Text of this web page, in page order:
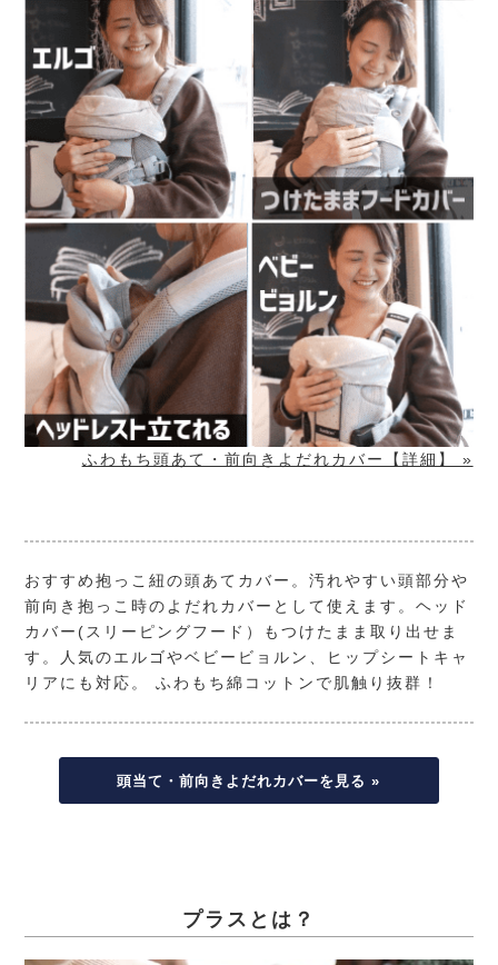
ふわもち頭あて・前向きよだれカバー【詳細】 »
おすすめ抱っこ紐の頭あてカバー。汚れやすい頭部分や
前向き抱っこ時のよだれカバーとして使えます。ヘッド
カバー(スリーピングフード）もつけたまま取り出せま
す。人気のエルゴやベビービョルン、ヒップシートキャ
リアにも対応。 ふわもち綿コットンで肌触り抜群！
頭当て・前向きよだれカバーを見る »
プラスとは？